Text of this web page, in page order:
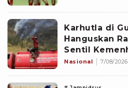
Karhutla di
Hanguskan
Sentil
Nunggu Api
Nasional 7/08/2026